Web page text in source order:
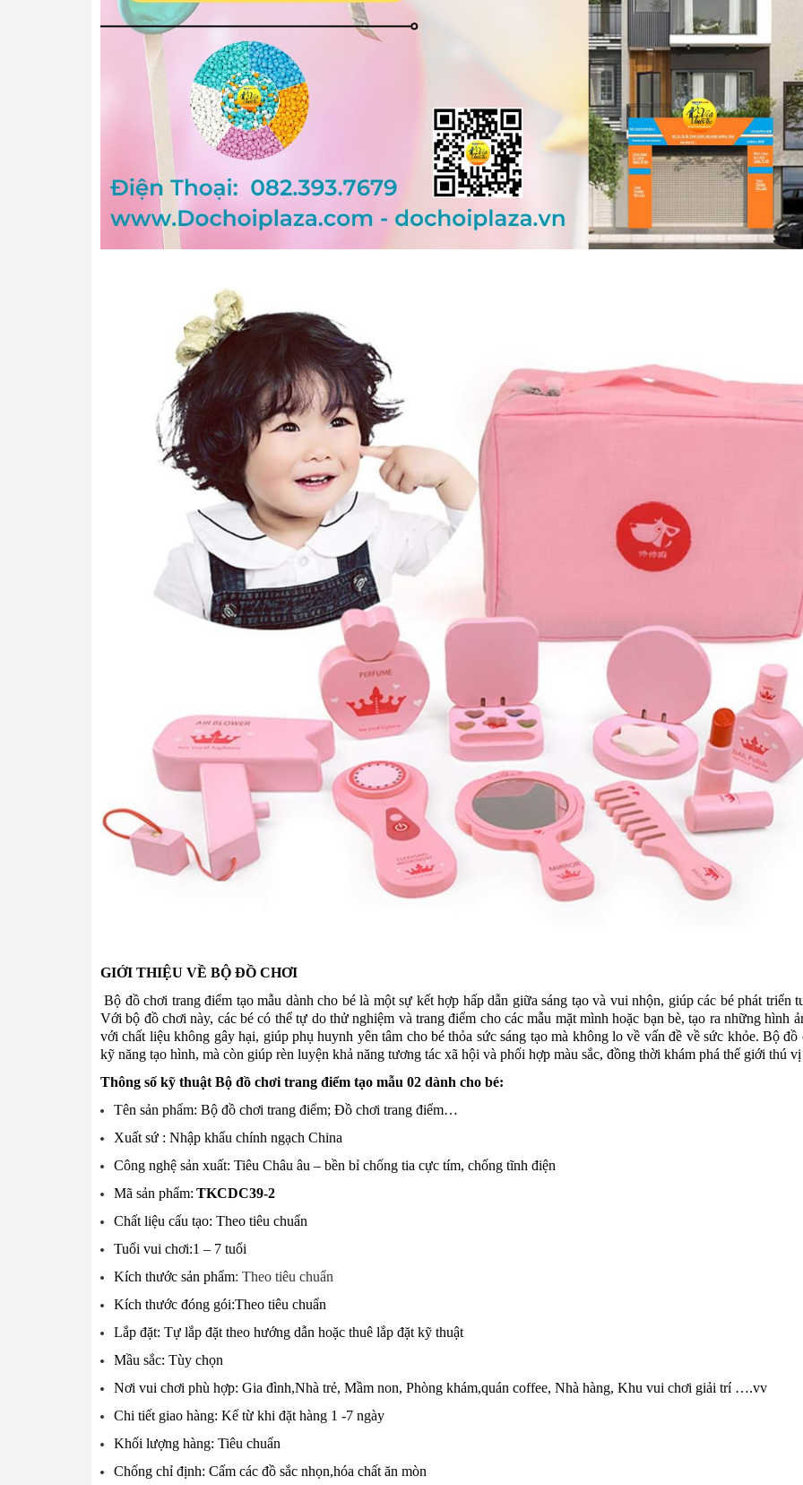
GIỚI THIỆU VỀ BỘ ĐỒ CHƠI
Bộ đồ chơi trang điểm tạo mẫu dành cho bé là một sự kết hợp hấp dẫn giữa sáng tạo và vui nhộn, giúp các bé phát triển
Với bộ đồ chơi này, các bé có thể tự do thử nghiệm và trang điểm cho các mẫu mặt mình hoặc bạn bè, tạo ra những hình
với chất liệu không gây hại, giúp phụ huynh yên tâm cho bé thỏa sức sáng tạo mà không lo về vấn đề về sức khỏe. Bộ
kỹ năng tạo hình, mà còn giúp rèn luyện khả năng tương tác xã hội và phối hợp màu sắc, đồng thời khám phá thế giới thú
Thông số kỹ thuật Bộ đồ chơi trang điểm tạo mẫu 02 dành cho bé:
Tên sản phẩm: Bộ đồ chơi trang điểm; Đồ chơi trang điểm…
Xuất sứ : Nhập khẩu chính ngạch China
Công nghệ sản xuất: Tiêu Châu âu – bền bỉ chống tia cực tím, chống tĩnh điện
Mã sản phẩm: TKCDC39-2
Chất liệu cấu tạo: Theo tiêu chuẩn
Tuổi vui chơi:1 – 7 tuổi
Kích thước sản phẩm: Theo tiêu chuẩn
Kích thước đóng gói:Theo tiêu chuẩn
Lắp đặt: Tự lắp đặt theo hướng dẫn hoặc thuê lắp đặt kỹ thuật
Mầu sắc: Tùy chọn
Nơi vui chơi phù hợp: Gia đình,Nhà trẻ, Mầm non, Phòng khám,quán coffee, Nhà hàng, Khu vui chơi giải trí ….vv
Chi tiết giao hàng: Kể từ khi đặt hàng 1 -7 ngày
Khối lượng hàng: Tiêu chuẩn
Chống chỉ định: Cấm các đồ sắc nhọn,hóa chất ăn mòn